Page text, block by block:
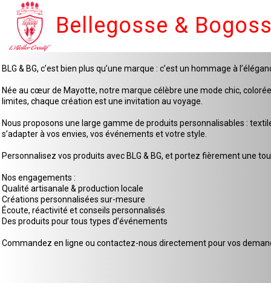
Bellegosse &
BLG & BG, c’est bien plus qu’une marque : c’est un hommage à
Née au cœur de Mayotte, notre marque célèbre une mode chic,
limites, chaque création est une invitation au voyage.
Nous proposons une large gamme de produits personnalisables :
s’adapter à vos envies, vos événements et votre style.
Personnalisez vos produits avec BLG & BG, et portez fièrement une
Nos engagements :
Qualité artisanale & production locale
Créations personnalisées sur-mesure
Écoute, réactivité et conseils personnalisés
Des produits pour tous types d’événements
Commandez en ligne ou contactez-nous directement pour vos